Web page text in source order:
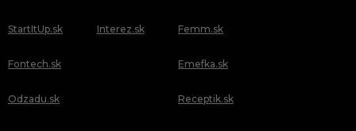
StartItUp.sk
Fontech.sk
Odzadu.sk
Interez.sk Femm.sk
Emefka.sk
Receptik.sk